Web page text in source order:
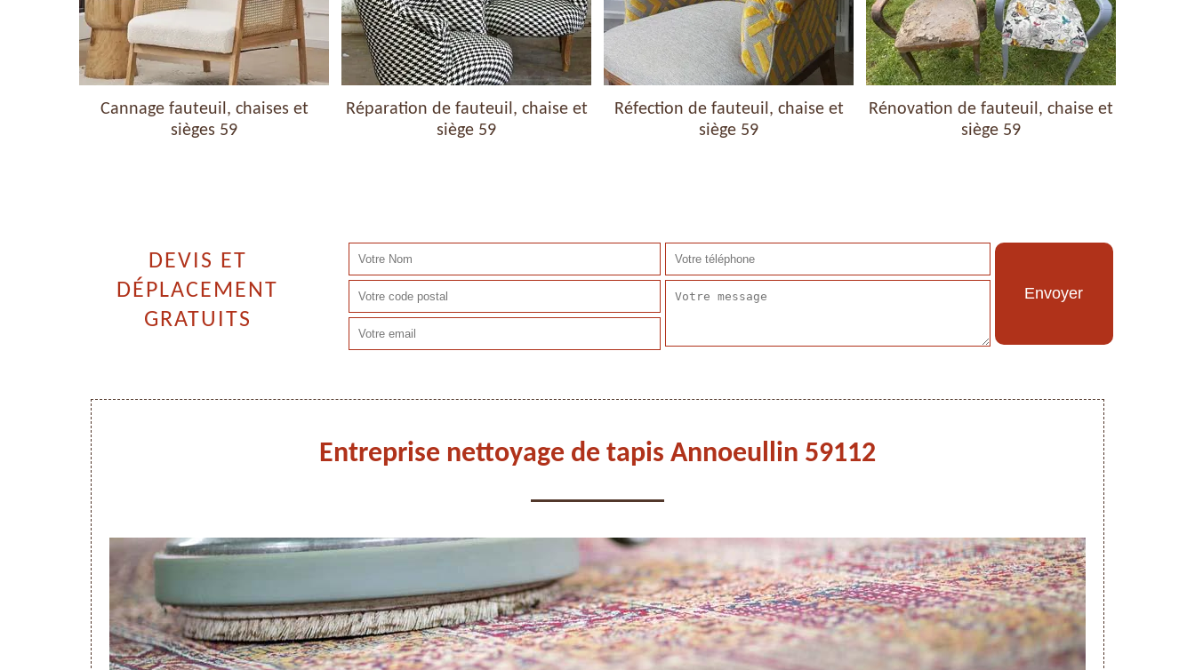
Cannage fauteuil, chaises et
sièges 59
Réparation de fauteuil, chaise et
siège 59
Réfection de fauteuil, chaise et
siège 59
Rénovation de fauteuil, chaise et
siège 59
DEVIS ET
DÉPLACEMENT
GRATUITS
Entreprise nettoyage de tapis Annoeullin 59112